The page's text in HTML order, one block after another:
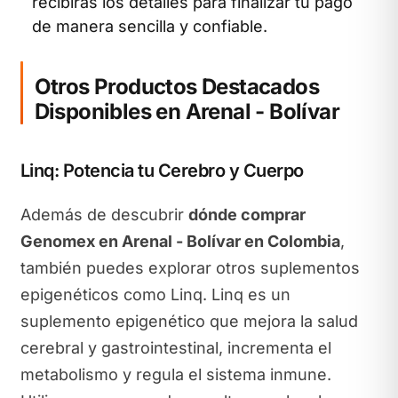
de manera sencilla y confiable.
Otros Productos Destacados
Disponibles en Arenal - Bolívar
Linq: Potencia tu Cerebro y Cuerpo
Además de descubrir dónde comprar
Genomex en Arenal - Bolívar en Colombia,
también puedes explorar otros suplementos
epigenéticos como Linq. Linq es un
suplemento epigenético que mejora la salud
cerebral y gastrointestinal, incrementa el
metabolismo y regula el sistema inmune.